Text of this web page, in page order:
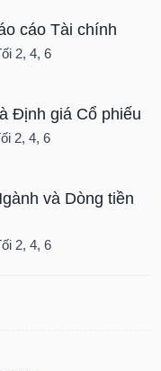
cáo Tài chính
2, 4, 6
Định giá Cổ phiếu
2, 4, 6
và Dòng tiền
2, 4, 6